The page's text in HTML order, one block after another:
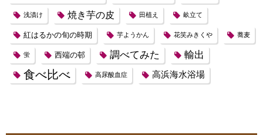
浅漬け 焼き芋の皮 田植え 畝立て
紅はるかの旬の時期 芋ようかん 花笑みきくや 蕎麦
蛍 西端の邨 調べてみた 輸出
食べ比べ 高尿酸血症 高浜海水浴場